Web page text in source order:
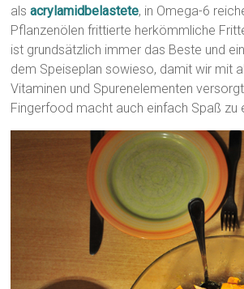
alsacrylamidbelastete, in Omega-6
Pflanzenölen frittierte herkömmliche
ist grundsätzlich immer das Beste und
dem Speiseplan sowieso, damit wir mit
Vitaminen und Spurenelementen
Fingerfood macht auch einfach Spaß zu